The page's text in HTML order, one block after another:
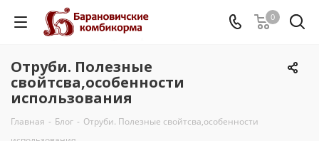
0
Отруби. Полезные
свойтсва,особенности
использования
Главная - Блог - Отруби. Полезные свойтсва,особенности